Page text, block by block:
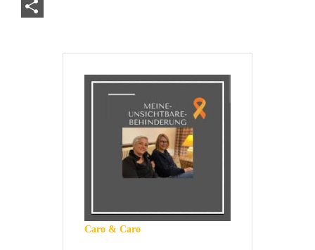
Email
Caro & Caro